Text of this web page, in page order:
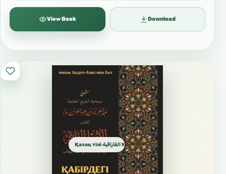
View Book Download
Қазақ тілі القازاقية Kazakh